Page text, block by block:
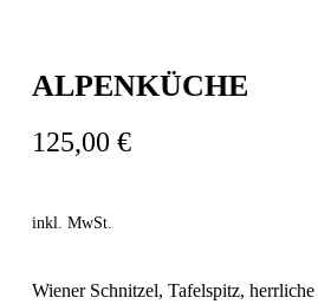
ALPENKÜCHE
125,00 €
inkl. MwSt.
Wiener Schnitzel, Tafelspitz,